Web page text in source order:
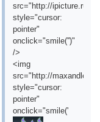
src="http://ipicture.ru/
style="cursor:
pointer"
onclick="smile('')"
/>
<img
src="http://
style="cursor:
pointer"
onclick="smile('